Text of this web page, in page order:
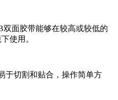
双面胶带能够在较高或较低的
使用。
于切割和贴合，操作简单方